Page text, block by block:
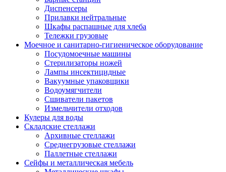
Диспенсеры
Прилавки нейтральные
Шкафы распашные для хлеба
Тележки грузовые
Моечное и санитарно-гигиеническое оборудование
Посудомоечные машины
Стерилизаторы ножей
Лампы инсектицидные
Вакуумные упаковщики
Водоумягчители
Сшиватели пакетов
Измельчители отходов
Кулеры для воды
Складские стеллажи
Архивные стеллажи
Среднегрузовые стеллажи
Паллетные стеллажи
Сейфы и металлическая мебель